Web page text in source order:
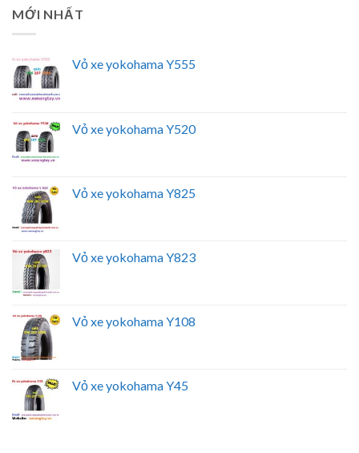
MỚI NHẤT
Vỏ xe yokohama Y555
Vỏ xe yokohama Y520
Vỏ xe yokohama Y825
Vỏ xe yokohama Y823
Vỏ xe yokohama Y108
Vỏ xe yokohama Y45